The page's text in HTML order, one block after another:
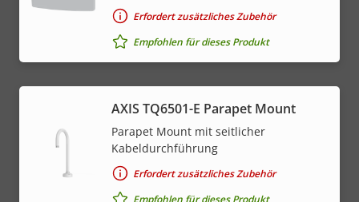
Erfordert zusätzliches Zubehör
Empfohlen für dieses Produkt
AXIS TQ6501-E Parapet Mount
Parapet Mount mit seitlicher
Kabeldurchführung
Erfordert zusätzliches Zubehör
Empfohlen für dieses Produkt